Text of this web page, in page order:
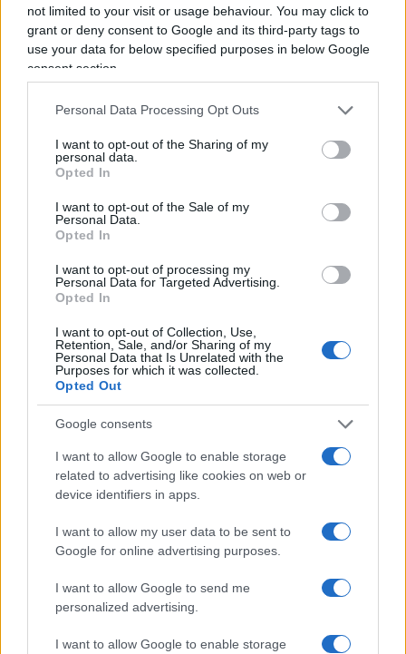
not limited to your visit or usage behaviour. You may click to
grant or deny consent to Google and its third-party tags to
use your data for below specified purposes in below Google
consent section.
Personal Data Processing Opt Outs
I want to opt-out of the Sharing of my
personal data.
Opted In
I want to opt-out of the Sale of my
Personal Data.
Opted In
I want to opt-out of processing my
Personal Data for Targeted Advertising.
Opted In
I want to opt-out of Collection, Use,
Retention, Sale, and/or Sharing of my
Personal Data that Is Unrelated with the
Purposes for which it was collected.
Opted Out
Google consents
I want to allow Google to enable storage
related to advertising like cookies on web or
device identifiers in apps.
I want to allow my user data to be sent to
Google for online advertising purposes.
I want to allow Google to send me
personalized advertising.
I want to allow Google to enable storage
Marcello
della comunicazione per il SI al referendum. Ci vogliono
pochi concetti espressi semplicemente. Non un pippone con
Mises, Hayek: era una riforma ANTIFASCISTA che completava
la riforma ANTIFASCISTA del Codice Penale Fascista. Per
esempio.
Rispondi
Paola Marchesin
25 Marzo 2026, 7:55 7:55
Della Loggia sa dare buoni suggerimenti
Rispondi